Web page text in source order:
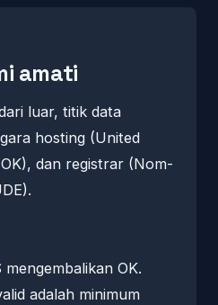
amati
luar, titik data
hosting (United
dan registrar (Nom-
OK.
adalah minimum